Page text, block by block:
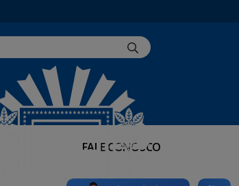
FALE CONOSCO